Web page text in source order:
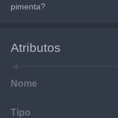
pimenta?
Atributos
Nome
Tipo